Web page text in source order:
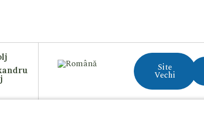
Site
Vechi